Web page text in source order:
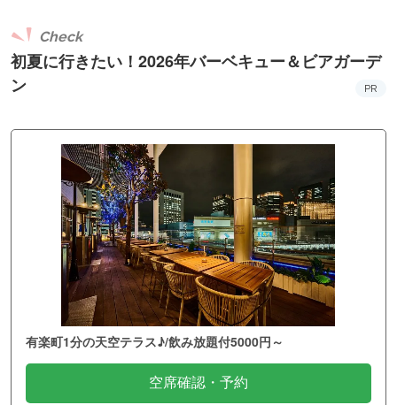
初夏に行きたい！2026年バーベキュー＆ビアガーデ
ン
Check
PR
有楽町1分の天空テラス♪/飲み放題付5000円～
空席確認・予約